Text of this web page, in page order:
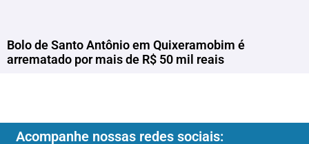
Bolo de Santo Antônio em Quixeramobim é
arrematado por mais de R$ 50 mil reais
Acompanhe nossas redes sociais: